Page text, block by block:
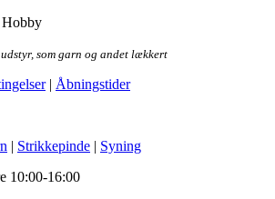
Hobby
som garn og andet lækkert
| Åbningstider
| Strikkepinde | Syning
10:00-16:00